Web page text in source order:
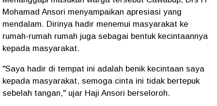
Mohamad Ansori menyampaikan apresiasi yang
mendalam. Dirinya hadir menemui masyarakat ke
rumah-rumah rumah juga sebagai bentuk kecintaannya
kepada masyarakat.
"Saya hadir di tempat ini adalah benik kecintaan saya
kepada masyarakat, semoga cinta ini tidak bertepuk
sebelah tangan," ujar Haji Ansori berseloroh.